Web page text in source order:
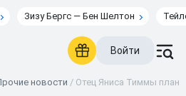
Зизу Бергс — Бен Шелтон
Войти
новости / Отец Яниса Тиммы